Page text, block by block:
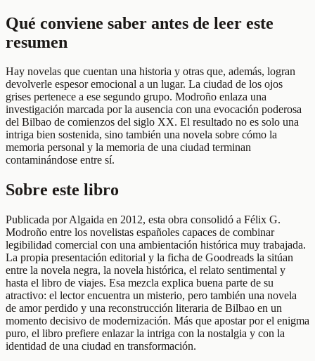
Qué conviene saber antes de leer este
resumen
Hay novelas que cuentan una historia y otras que, además, logran
devolverle espesor emocional a un lugar. La ciudad de los ojos
grises pertenece a ese segundo grupo. Modroño enlaza una
investigación marcada por la ausencia con una evocación poderosa
del Bilbao de comienzos del siglo XX. El resultado no es solo una
intriga bien sostenida, sino también una novela sobre cómo la
memoria personal y la memoria de una ciudad terminan
contaminándose entre sí.
Sobre este libro
Publicada por Algaida en 2012, esta obra consolidó a Félix G.
Modroño entre los novelistas españoles capaces de combinar
legibilidad comercial con una ambientación histórica muy trabajada.
La propia presentación editorial y la ficha de Goodreads la sitúan
entre la novela negra, la novela histórica, el relato sentimental y
hasta el libro de viajes. Esa mezcla explica buena parte de su
atractivo: el lector encuentra un misterio, pero también una novela
de amor perdido y una reconstrucción literaria de Bilbao en un
momento decisivo de modernización. Más que apostar por el enigma
puro, el libro prefiere enlazar la intriga con la nostalgia y con la
identidad de una ciudad en transformación.